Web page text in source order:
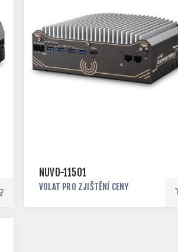
NUVO-11501
VOLAT PRO ZJIŠTĚNÍ CENY